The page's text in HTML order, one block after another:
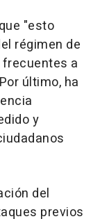
"esto
régimen de
a
último, ha
y
del
previos